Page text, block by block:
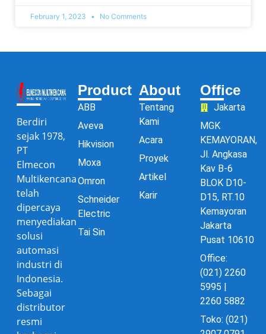
February 1, 2023 No Comments
Berdiri
sejak 1978,
PT
Elmecon
Multikencana
telah
dipercaya
menyediakan
solusi
automasi
industri di
Indonesia.
Sebagai
distributor
resmi
Product
ABB
Aveva
Hikvision
Moxa
Omron
Schneider
Electric
Tai Sin
About
Tentang
Kami
Acara
Proyek
Artikel
Karir
Office
Jakarta
MGK
KEMAYORAN,
Jl. Angkasa
Kav B-6
BLOK D10-
D15, RT.10
Kemayoran
Jakarta
Pusat 10610
Office:
(021) 2260
5995 |
2260 5882
Toko: (021)